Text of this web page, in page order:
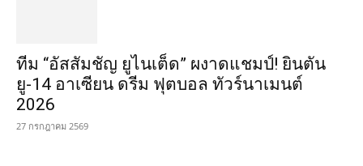
ทีม “อัสสัมชัญ ยูไนเต็ด” ผงาดแชมป์! ยินตัน
ยู-14 อาเซียน ดรีม ฟุตบอล ทัวร์นาเมนต์
2026
27 กรกฎาคม 2569